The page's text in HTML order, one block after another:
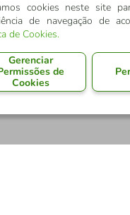
cookies neste site
de navegação de
de Cookies.
Gerenciar
de
Cookies